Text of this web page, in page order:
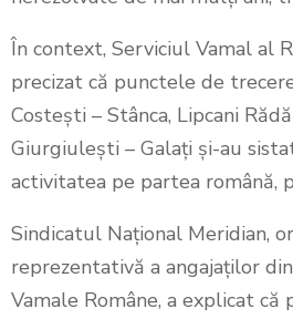
În context, Serviciul Vamal al
precizat că punctele de
Costești – Stânca, Lipcani
Giurgiulești – Galați și-au
activitatea pe partea română,
Sindicatul Național Meridian,
reprezentativă a angajaților
Vamale Române, a explicat că